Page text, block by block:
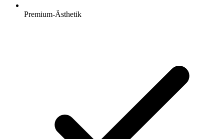
Premium-Ästhetik